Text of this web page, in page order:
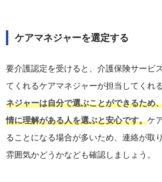
ケアマネジャーを選定する
要介護認定を受けると、介護保険サービ
てくれるケアマネジャーが担当してくれ
ネジャーは自分で選ぶことができるため
情に理解がある人を選ぶと安心です。ケ
ることになる場合が多いため、連絡が取
雰囲気かどうかなども確認しましょう。